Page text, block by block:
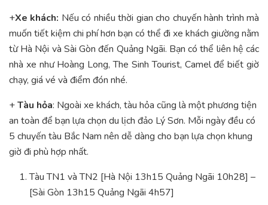
+Xe khách: Nếu có nhiều thời gian cho chuyến hành trình mà
muốn tiết kiệm chi phí hơn bạn có thể đi xe khách giường nằm
từ Hà Nội và Sài Gòn đến Quảng Ngãi. Bạn có thể liên hệ các
nhà xe như Hoàng Long, The Sinh Tourist, Camel để biết giờ
chạy, giá vé và điểm đón nhé.
+Tàu hỏa: Ngoài xe khách, tàu hỏa cũng là một phương tiện
an toàn để bạn lựa chọn du lịch đảo Lý Sơn. Mỗi ngày đều có
5 chuyến tàu Bắc Nam nên dễ dàng cho bạn lựa chọn khung
giờ đi phù hợp nhất.
Tàu TN1 và TN2 [Hà Nội 13h15 Quảng Ngãi 10h28] –
[Sài Gòn 13h15 Quảng Ngãi 4h57]